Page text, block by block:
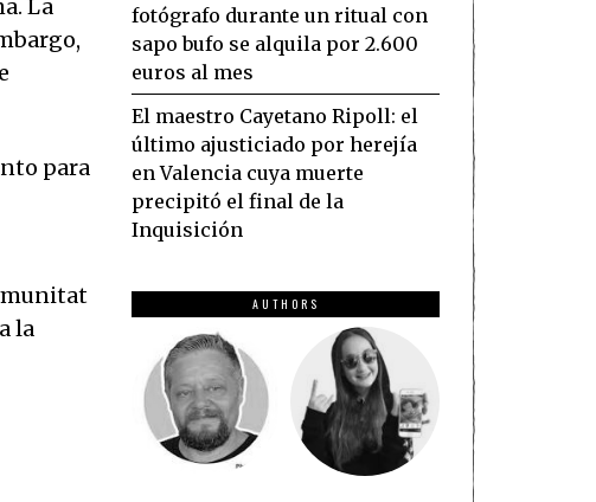
La
para
la
fotógrafo durante un ritual con
sapo bufo se alquila por 2.600
euros al mes
El maestro Cayetano Ripoll: el
último ajusticiado por herejía
en Valencia cuya muerte
precipitó el final de la
Inquisición
AUTHORS